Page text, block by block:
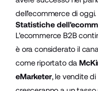
dell'ecommerce di oggi.
Statistiche
L'ecommerce B2B
è ora considerato il
come riportato da
eMarketer, le vendite